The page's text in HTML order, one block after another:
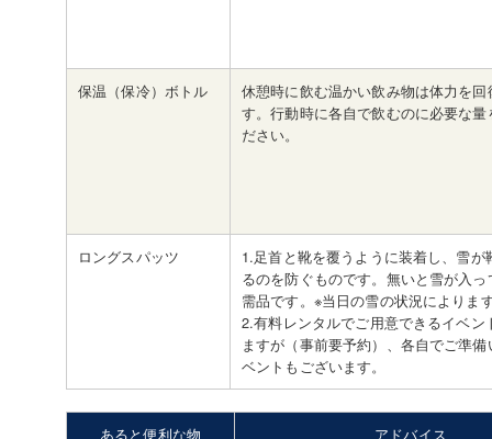
保温（保冷）ボトル
休憩時に飲む温かい飲み物は体力を回
す。行動時に各自で飲むのに必要な
ださい。
ロングスパッツ
1.足首と靴を覆うように装着し、雪が
るのを防ぐものです。無いと雪が入
需品です。※当日の雪の状況によりま
2.有料レンタルでご用意できるイベン
ますが（事前要予約）、各自でご準
ベントもございます。
あると便利な物
アドバイス